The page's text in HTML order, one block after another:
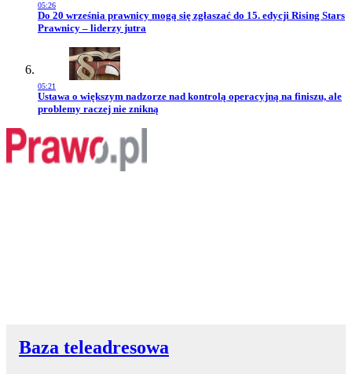
05:26
Przejdź do artykułu:
Do 20 września prawnicy mogą się zgłaszać do 15. edycji Rising Stars
Prawnicy – liderzy jutra
05:21
Przejdź do artykułu:
Ustawa o większym nadzorze nad kontrolą operacyjną na finiszu, ale
problemy raczej nie znikną
Baza teleadresowa